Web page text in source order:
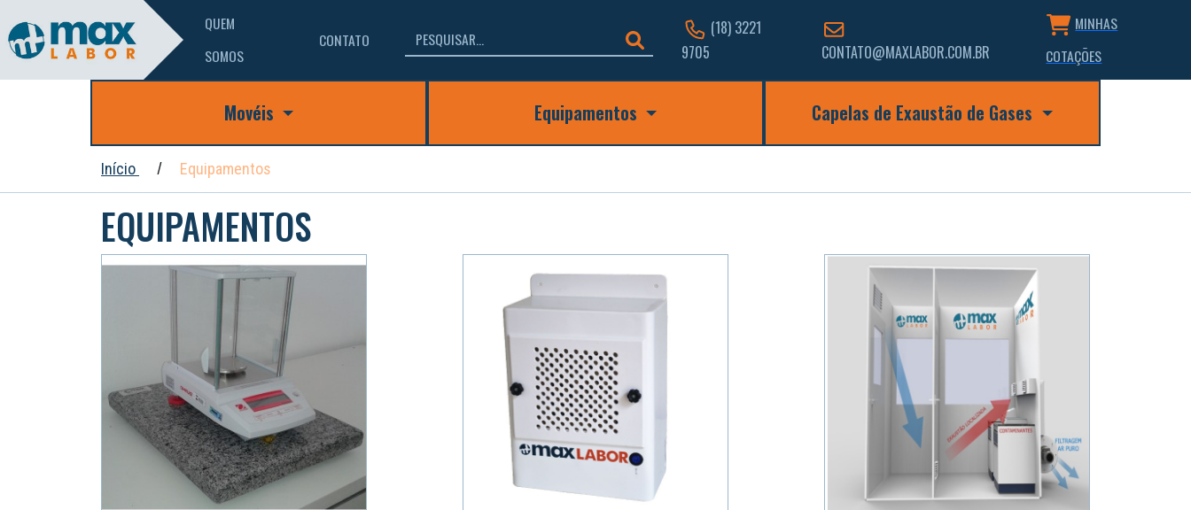
QUEM
SOMOS
CONTATO
(18) 3221
9705
CONTATO@MAXLABOR.COM.BR
MINHAS
COTAÇÕES
Movéis Equipamentos Capelas de Exaustão de Gases
Início Equipamentos
EQUIPAMENTOS